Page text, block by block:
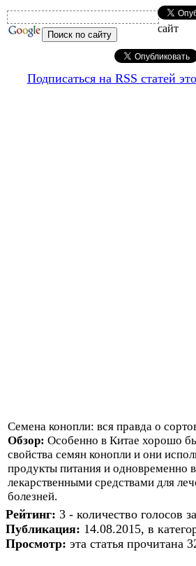
сайт
Подписаться на RSS статей
Семена конопли: вся правда о
Обзор: Особенно в Китае хорошо
свойства семян конопли и они
продукты питания и одновременно
лекарственными средствами для
болезней.
Рейтинг: 3 - количество голосов
Публикация: 14.08.2015, в
Просмотр: эта статья прочитана